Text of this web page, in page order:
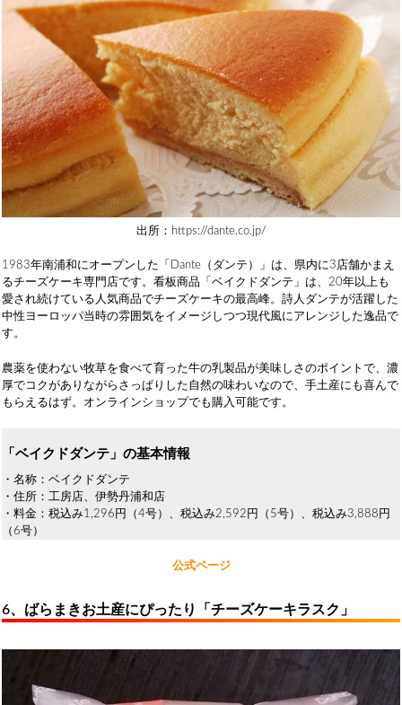
出所：https://dante.co.jp/
1983年南浦和にオープンした「Dante（ダンテ）」は、県内に3店舗かまえ
るチーズケーキ専門店です。看板商品「ベイクドダンテ」は、20年以上も
愛され続けている人気商品でチーズケーキの最高峰。詩人ダンテが活躍した
中性ヨーロッパ当時の雰囲気をイメージしつつ現代風にアレンジした逸品で
す。
農薬を使わない牧草を食べて育った牛の乳製品が美味しさのポイントで、濃
厚でコクがありながらさっぱりした自然の味わいなので、手土産にも喜んで
もらえるはず。オンラインショップでも購入可能です。
「ベイクドダンテ」の基本情報
・名称：ベイクドダンテ
・住所：工房店、伊勢丹浦和店
・料金：税込み1,296円（4号）、税込み2,592円（5号）、税込み3,888円
（6号）
公式ページ
6、ばらまきお土産にぴったり「チーズケーキラスク」